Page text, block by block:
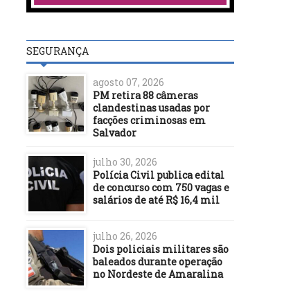
SEGURANÇA
agosto 07, 2026
PM retira 88 câmeras
clandestinas usadas por
facções criminosas em
Salvador
julho 30, 2026
Polícia Civil publica edital
de concurso com 750 vagas e
salários de até R$ 16,4 mil
julho 26, 2026
Dois policiais militares são
baleados durante operação
no Nordeste de Amaralina